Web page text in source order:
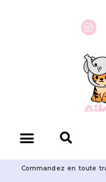
Commandez en toute